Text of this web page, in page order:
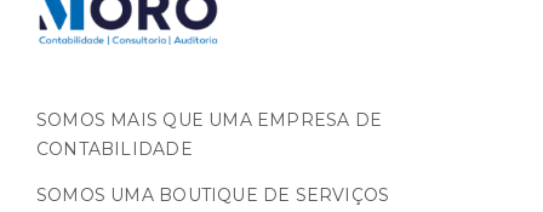
SOMOS MAIS QUE UMA EMPRESA DE
CONTABILIDADE
SOMOS UMA BOUTIQUE DE SERVIÇOS